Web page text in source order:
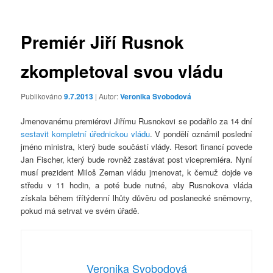
Premiér Jiří Rusnok
zkompletoval svou vládu
Publikováno9.7.2013 | Autor:Veronika Svobodová
Jmenovanému premiérovi Jiřímu Rusnokovi se podařilo za 14 dní
sestavit kompletní úřednickou vládu. V pondělí oznámil poslední
jméno ministra, který bude součástí vlády. Resort financí povede
Jan Fischer, který bude rovněž zastávat post vicepremiéra. Nyní
musí prezident Miloš Zeman vládu jmenovat, k čemuž dojde ve
středu v 11 hodin, a poté bude nutné, aby Rusnokova vláda
získala během třítýdenní lhůty důvěru od poslanecké sněmovny,
pokud má setrvat ve svém úřadě.
Veronika Svobodová